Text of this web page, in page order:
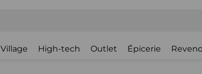
High-tech Outlet Épicerie